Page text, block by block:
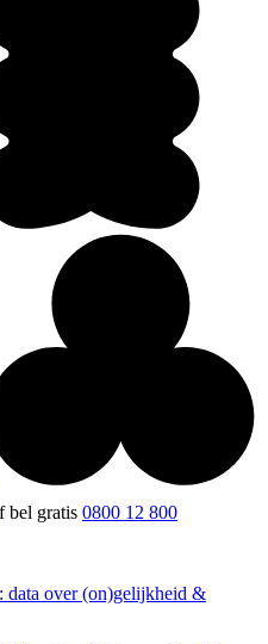
bel gratis 0800 12 800
data over (on)gelijkheid &